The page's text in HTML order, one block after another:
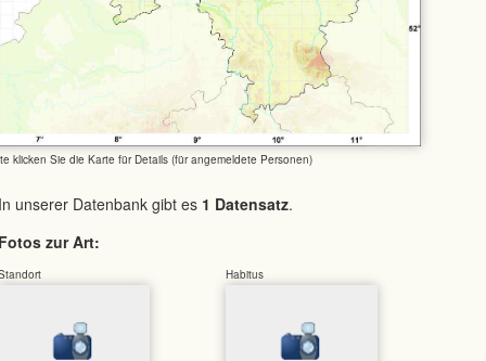
klicken Sie die Karte für Details (für angemeldete Personen)
unserer Datenbank gibt es 1 Datensatz.
zur Art:
Habitus